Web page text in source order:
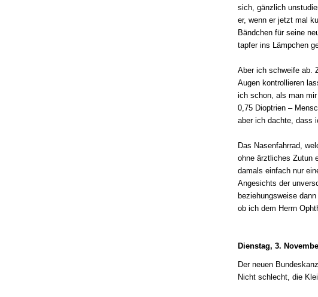
sich, gänzlich
er, wenn er jetzt mal
Bändchen für seine
tapfer ins Lämpchen
Aber ich schweife ab.
Augen kontrollieren
ich schon, als man mir
0,75 Dioptrien –
aber ich dachte, dass
Das Nasenfahrrad,
ohne ärztliches Zutun
damals einfach nur
Angesichts der
beziehungsweise
ob ich dem Herrn
Dienstag, 3.
Der neuen
Nicht schlecht, die